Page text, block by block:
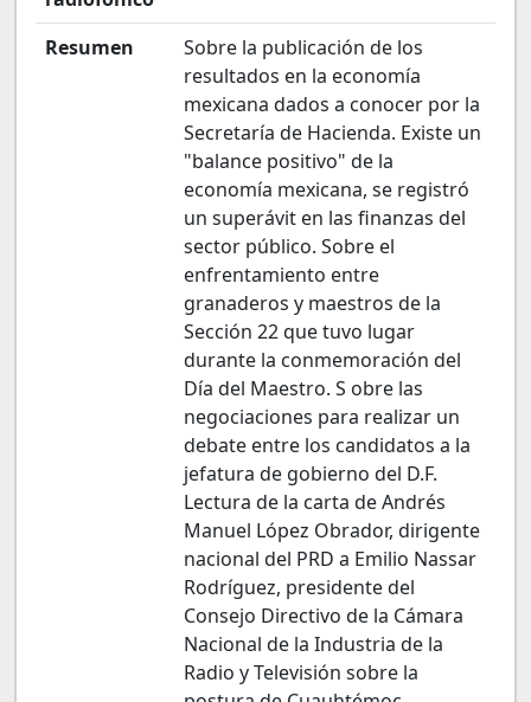
Resumen
Sobre la publicación de los
resultados en la economía
mexicana dados a conocer por la
Secretaría de Hacienda. Existe un
"balance positivo" de la
economía mexicana, se registró
un superávit en las finanzas del
sector público. Sobre el
enfrentamiento entre
granaderos y maestros de la
Sección 22 que tuvo lugar
durante la conmemoración del
Día del Maestro. S obre las
negociaciones para realizar un
debate entre los candidatos a la
jefatura de gobierno del D.F.
Lectura de la carta de Andrés
Manuel López Obrador, dirigente
nacional del PRD a Emilio Nassar
Rodríguez, presidente del
Consejo Directivo de la Cámara
Nacional de la Industria de la
Radio y Televisión sobre la